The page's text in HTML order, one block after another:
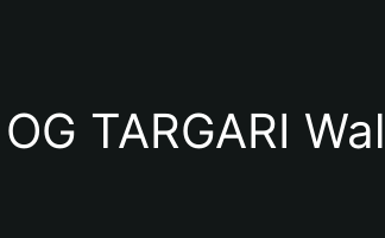
TARGARI